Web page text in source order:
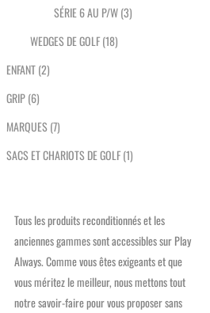
SÉRIE 6 AU P/W(3)
WEDGES DE GOLF(18)
ENFANT(2)
GRIP(6)
MARQUES(7)
SACS ET CHARIOTS DE GOLF(1)
Tous les produits reconditionnés et les
anciennes gammes sont accessibles sur Play
Always. Comme vous êtes exigeants et que
vous méritez le meilleur, nous mettons tout
notre savoir-faire pour vous proposer sans